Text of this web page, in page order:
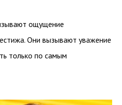
ощущение
Они вызывают уважение
только по самым